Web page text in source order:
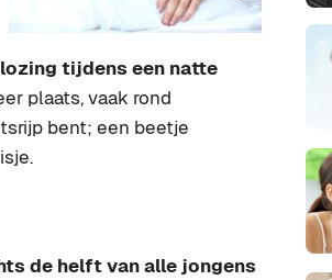
tijdens een natte
plaats, vaak rond
bent; een beetje
de helft van alle jongens